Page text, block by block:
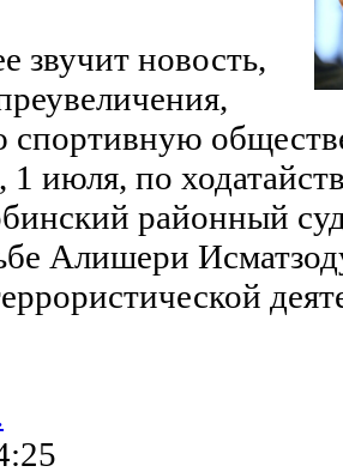
звучит новость,
спортивную
1 июля, по
районный
Алишери